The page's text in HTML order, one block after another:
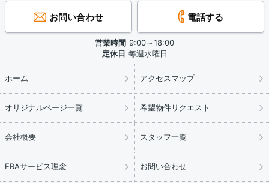
お問い合わせ 電話する
営業時間 9:00～18:00
定休日 毎週水曜日
ホーム アクセスマップ
オリジナルページ一覧 希望物件リクエスト
会社概要 スタッフ一覧
ERAサービス理念 お問い合わせ